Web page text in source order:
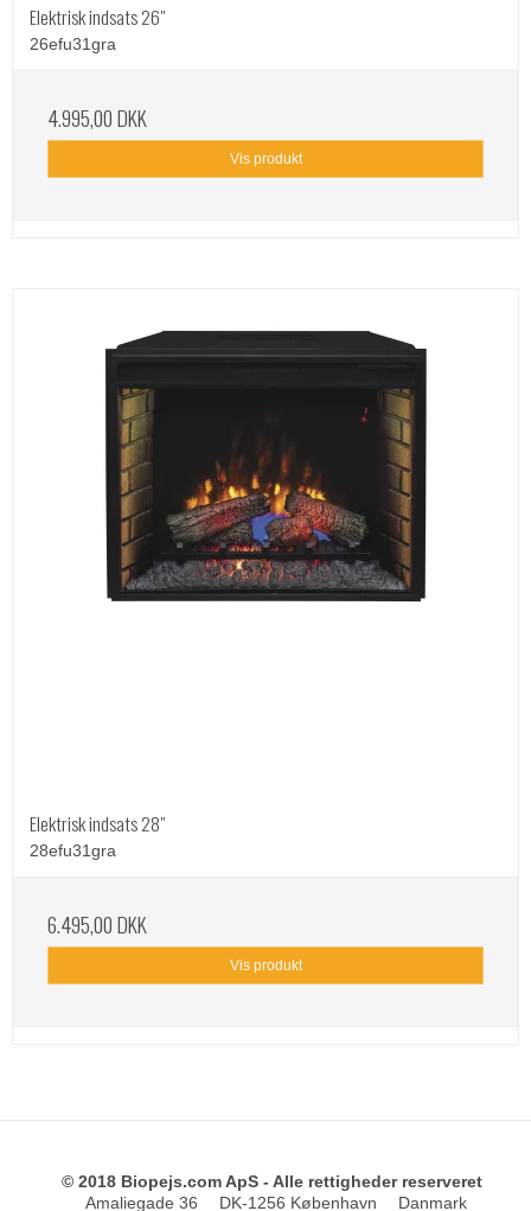
Elektrisk indsats 26"
26efu31gra
4.995,00 DKK
Vis produkt
Elektrisk indsats 28"
28efu31gra
6.495,00 DKK
Vis produkt
© 2018 Biopejs.com ApS - Alle rettigheder reserveret
Amaliegade 36
DK-1256 København Danmark